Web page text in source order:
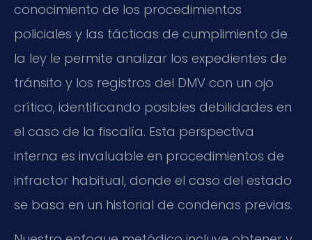
conocimiento de los procedimientos
policiales y las tácticas de cumplimiento de
la ley le permite analizar los expedientes de
tránsito y los registros del DMV con un ojo
crítico, identificando posibles debilidades en
el caso de la fiscalía. Esta perspectiva
interna es invaluable en procedimientos de
infractor habitual, donde el caso del estado
se basa en un historial de condenas previas.